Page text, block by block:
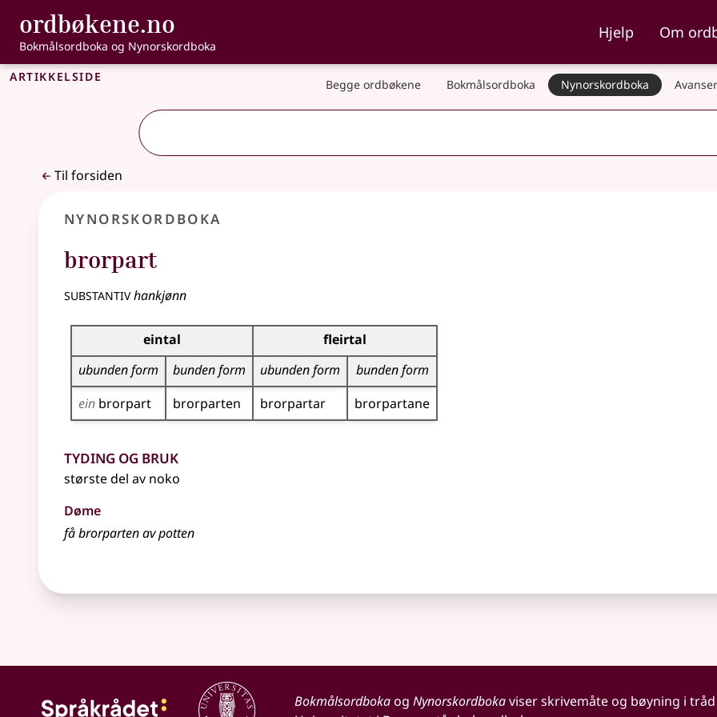
Gå til hovedinnhold
Tilgjengelighet
ordbøkene.no , Bokmålsordboka og Nynorskordboka
Bokmålsordboka og Nynorskordboka
Hjelp Om
Artikkelside Begge ordbøkene Bokmålsordboka Nynorskordboka
Til forsiden
Nynorskordboka
brorpart
substantivhankjønn
Bøyningstabell for dette substantivet
eintal
fleirtal
ubunden form
bunden form ubunden form
bunden form
ein brorpart brorparten brorpartar brorpartane
Tyding og bruk
største del av noko
Døme
få brorparten av potten
Bokmålsordbokaog Nynorskordbokaviser skrivemåte og bøyning i